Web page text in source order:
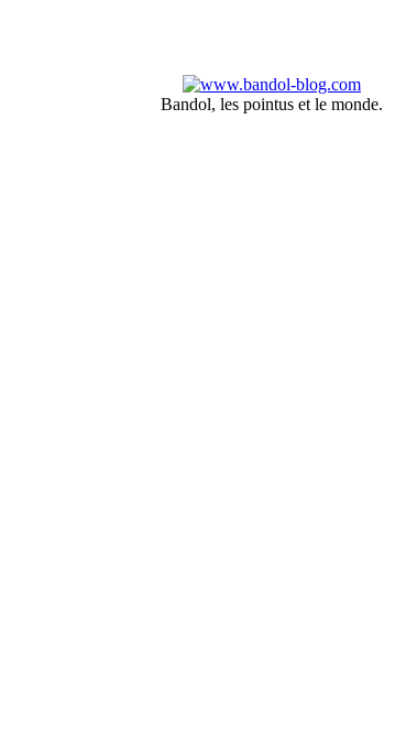
Bandol, les pointus et le monde.